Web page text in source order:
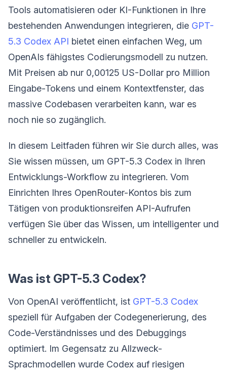
Tools automatisieren oder KI-Funktionen in Ihre
bestehenden Anwendungen integrieren, die GPT-
5.3 Codex API bietet einen einfachen Weg, um
OpenAIs fähigstes Codierungsmodell zu nutzen.
Mit Preisen ab nur 0,00125 US-Dollar pro Million
Eingabe-Tokens und einem Kontextfenster, das
massive Codebasen verarbeiten kann, war es
noch nie so zugänglich.
In diesem Leitfaden führen wir Sie durch alles, was
Sie wissen müssen, um GPT-5.3 Codex in Ihren
Entwicklungs-Workflow zu integrieren. Vom
Einrichten Ihres OpenRouter-Kontos bis zum
Tätigen von produktionsreifen API-Aufrufen
verfügen Sie über das Wissen, um intelligenter und
schneller zu entwickeln.
Was ist GPT-5.3 Codex?
Von OpenAI veröffentlicht, ist GPT-5.3 Codex
speziell für Aufgaben der Codegenerierung, des
Code-Verständnisses und des Debuggings
optimiert. Im Gegensatz zu Allzweck-
Sprachmodellen wurde Codex auf riesigen